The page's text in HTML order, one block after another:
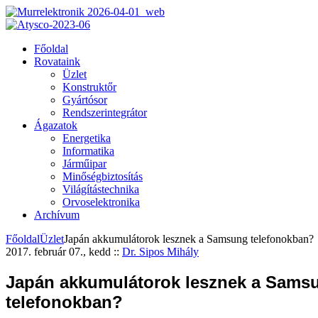
Főoldal
Rovataink
Üzlet
Konstruktőr
Gyártósor
Rendszerintegrátor
Ágazatok
Energetika
Informatika
Járműipar
Minőségbiztosítás
Világítástechnika
Orvoselektronika
Archívum
FőoldalÜzletJapán akkumulátorok lesznek a Samsung telefonokban?
2017. február 07., kedd :: Dr. Sipos Mihály
Japán akkumulátorok lesznek a
telefonokban?